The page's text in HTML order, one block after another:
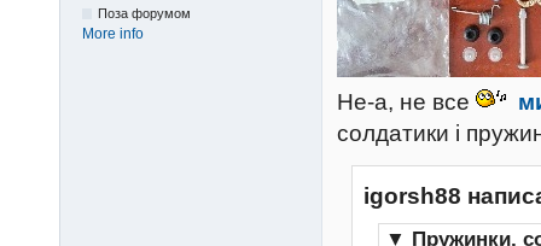
Поза форумом
More info
Не-а, не все
солдатики і
igorsh88
▼ Пружинки,